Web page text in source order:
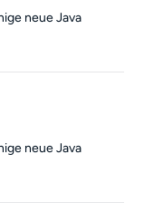
neue Java
neue Java